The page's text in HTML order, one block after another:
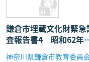
鎌倉市埋蔵文化財緊急
査報告書4 昭和62年
発掘調査報告
神奈川県鎌倉市教育委員